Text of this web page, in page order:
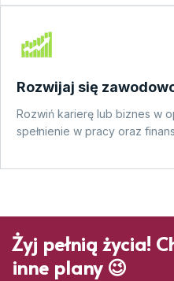
Rozwijaj się
Rozwiń karierę lub biznes w
spełnienie w pracy oraz
Żyj pełnią życia!
inne plany 😉